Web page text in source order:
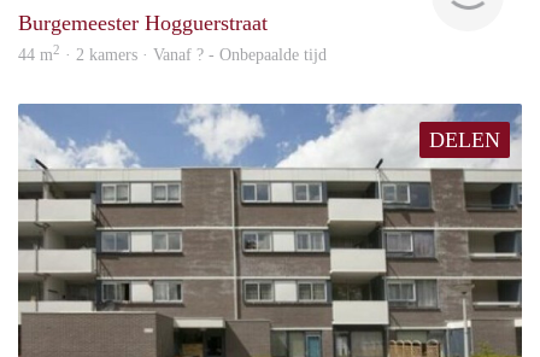
Burgemeester Hogguerstraat
44 m2 · 2 kamers · Vanaf ? - Onbepaalde tijd
DELEN